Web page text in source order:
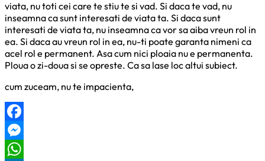
viata, nu toti cei care te stiu te si vad. Si daca te vad, nu
inseamna ca sunt interesati de viata ta. Si daca sunt
interesati de viata ta, nu inseamna ca vor sa aiba vreun rol in
ea. Si daca au vreun rol in ea, nu-ti poate garanta nimeni ca
acel rol e permanent. Asa cum nici ploaia nu e permanenta.
Ploua o zi-doua si se opreste. Ca sa lase loc altui subiect.
cum zuceam, nu te impacienta,
Facebook
Messenger